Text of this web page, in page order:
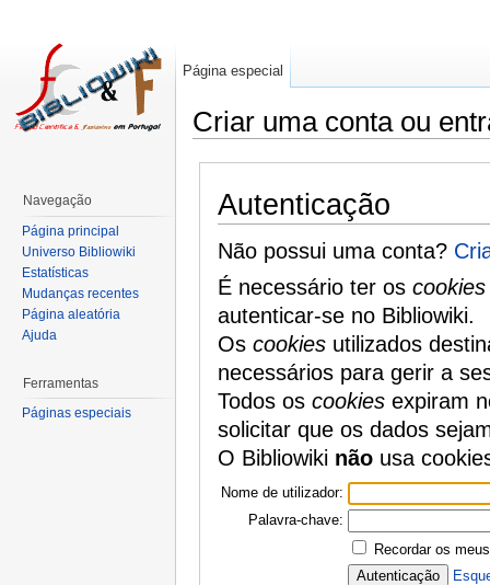
Criar uma conta ou
Autenticação
Não possui uma conta?
É necessário ter os cookies
autenticar-se no Bibliowiki.
Os cookiesutilizados
necessários para gerir a
Todos os cookiesexpiram
solicitar que os dados
O Bibliowiki nãousa
Nome de utilizador:
Palavra-chave:
Recordar os
Página especial
Navegação
Página principal
Universo Bibliowiki
Estatísticas
Mudanças recentes
Página aleatória
Ajuda
Ferramentas
Páginas especiais